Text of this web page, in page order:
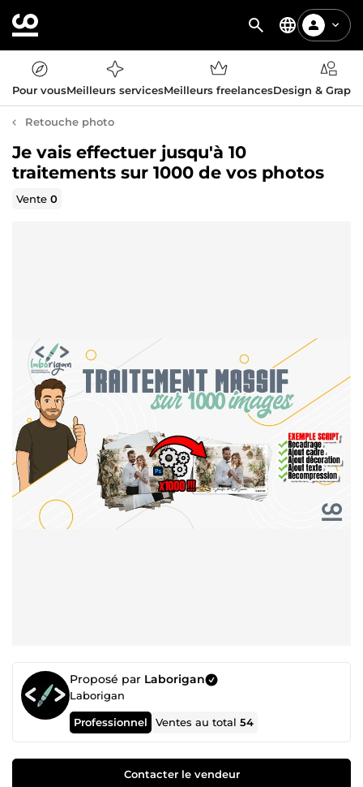
Pour vousMeilleurs servicesMeilleurs freelancesDesign &
Retouche photo
Je vais effectuer jusqu'à 10
traitements sur 1000 de vos photos
Vente0
Proposé par Laborigan
Laborigan
Professionnel Ventes au total54
Contacter le vendeur